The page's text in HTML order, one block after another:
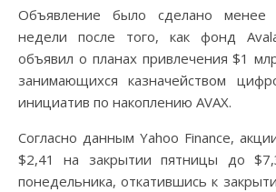
Объявление было сделано
недели после того, как фонд
объявил о планах привлечения $1
занимающихся казначейством
инициатив по накоплению AVAX.
Согласно данным Yahoo Finance,
$2,41 на закрытии пятницы до
понедельника, откатившись к